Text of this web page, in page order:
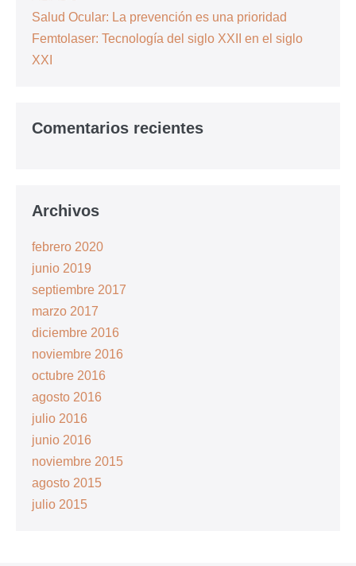
Salud Ocular: La prevención es una prioridad
Femtolaser: Tecnología del siglo XXII en el siglo
XXI
Comentarios recientes
Archivos
febrero 2020
junio 2019
septiembre 2017
marzo 2017
diciembre 2016
noviembre 2016
octubre 2016
agosto 2016
julio 2016
junio 2016
noviembre 2015
agosto 2015
julio 2015